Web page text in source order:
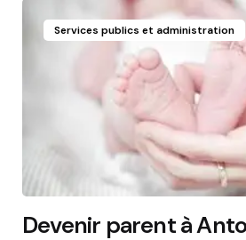
Services publics et administration
Devenir parent à